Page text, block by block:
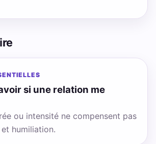
si une relation me
ou intensité ne compensent pas
humiliation.